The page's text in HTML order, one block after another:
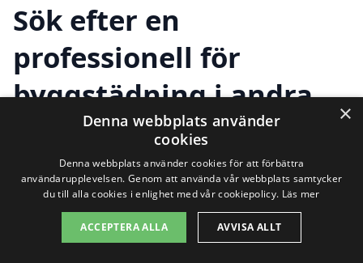
Sök efter en
professionell för
byggstädning i andra
städer nära Landvetter
Att hitta hjälp för byggstädning i
Landvetter kan vara en utmaning, särskilt
×
Denna webbplats använder
cookies
Denna webbplats använder cookies för att förbättra
användarupplevelsen. Genom att använda vår webbplats samtycker
du till alla cookies i enlighet med vår cookiepolicy. Läs mer
ACCEPTERA ALLA AVVISA ALLT